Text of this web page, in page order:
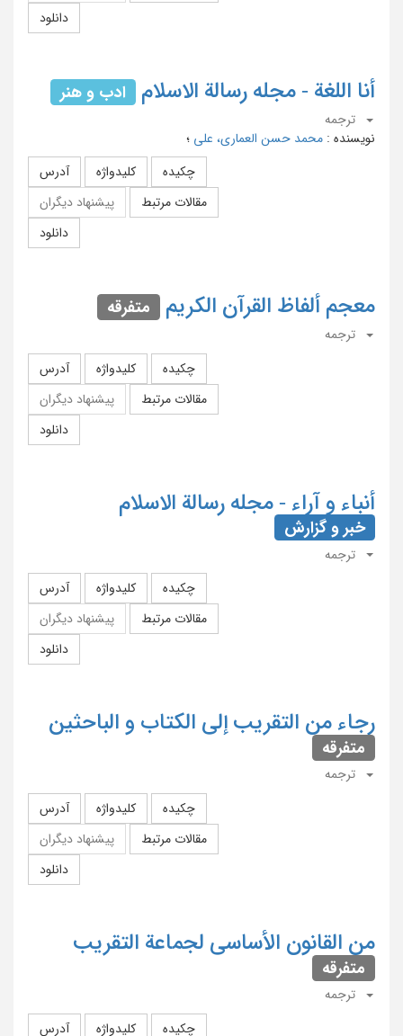
دانلود
أنا اللغة - مجله رسالة الاسلام ادب و هنر
ترجمه
نویسنده : محمد حسن العماری، علی ؛
چکیده کلیدواژه آدرس
مقالات مرتبط پیشنهاد دیگران
دانلود
معجم ألفاظ القرآن الکریم متفرقه
ترجمه
چکیده کلیدواژه آدرس
مقالات مرتبط پیشنهاد دیگران
دانلود
أنباء و آراء - مجله رسالة الاسلام
خبر و گزارش
ترجمه
چکیده کلیدواژه آدرس
مقالات مرتبط پیشنهاد دیگران
دانلود
رجاء من التقریب إلی الکتاب و الباحثین
متفرقه
ترجمه
چکیده کلیدواژه آدرس
مقالات مرتبط پیشنهاد دیگران
دانلود
من القانون الأساسی لجماعة التقریب
متفرقه
ترجمه
چکیده کلیدواژه آدرس